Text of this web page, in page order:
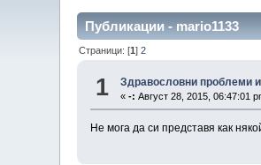
Публикации - mario1133
Страници: [1]2
1 Здравословни
«-: Август 28, 2015, 06:47:01
Не мога да си представя как